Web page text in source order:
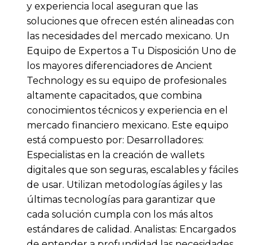
y experiencia local aseguran que las
soluciones que ofrecen estén alineadas con
las necesidades del mercado mexicano. Un
Equipo de Expertos a Tu Disposición Uno de
los mayores diferenciadores de Ancient
Technology es su equipo de profesionales
altamente capacitados, que combina
conocimientos técnicos y experiencia en el
mercado financiero mexicano. Este equipo
está compuesto por: Desarrolladores:
Especialistas en la creación de wallets
digitales que son seguras, escalables y fáciles
de usar. Utilizan metodologías ágiles y las
últimas tecnologías para garantizar que
cada solución cumpla con los más altos
estándares de calidad. Analistas: Encargados